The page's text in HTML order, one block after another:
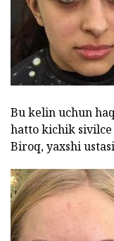
Bu kelin uchun
hatto kichik
Biroq, yaxshi